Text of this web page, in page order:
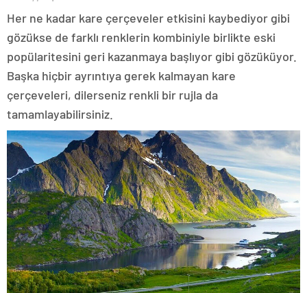
Her ne kadar kare çerçeveler etkisini kaybediyor gibi
gözükse de farklı renklerin kombiniyle birlikte eski
popülaritesini geri kazanmaya başlıyor gibi gözüküyor.
Başka hiçbir ayrıntıya gerek kalmayan kare
çerçeveleri, dilerseniz renkli bir rujla da
tamamlayabilirsiniz.